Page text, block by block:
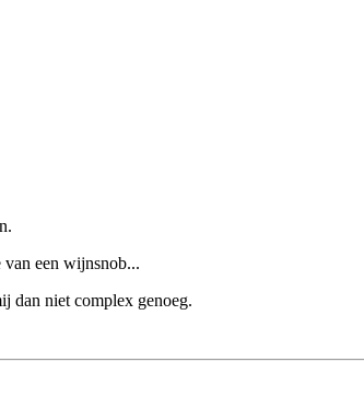
een wijnsnob...
dan niet complex genoeg.